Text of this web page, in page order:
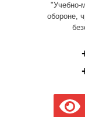
"Учебно-
обороне,